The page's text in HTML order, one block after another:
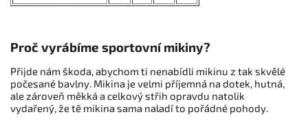
Proč vyrábíme sportovní mikiny?
Přijde nám škoda, abychom ti nenabídli mikinu z tak skvělé
počesané bavlny. Mikina je velmi příjemná na dotek, hutná,
ale zároveň měkká a celkový střih opravdu natolik
vydařený, že tě mikina sama naladí to pořádné pohody.